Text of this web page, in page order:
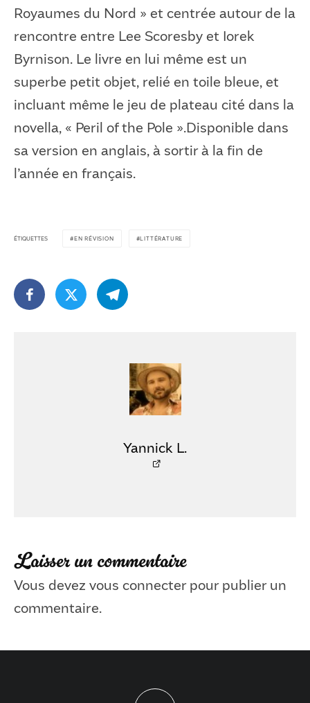
Royaumes du Nord » et centrée autour de la
rencontre entre Lee Scoresby et Iorek
Byrnison. Le livre en lui même est un
superbe petit objet, relié en toile bleue, et
incluant même le jeu de plateau cité dans la
novella, « Peril of the Pole ».Disponible dans
sa version en anglais, à sortir à la fin de
l’année en français.
ÉTIQUETTES EN RÉVISION LITTÉRATURE
Yannick L.
Laisser un commentaire
Vous devez vous connecterpour publier un
commentaire.